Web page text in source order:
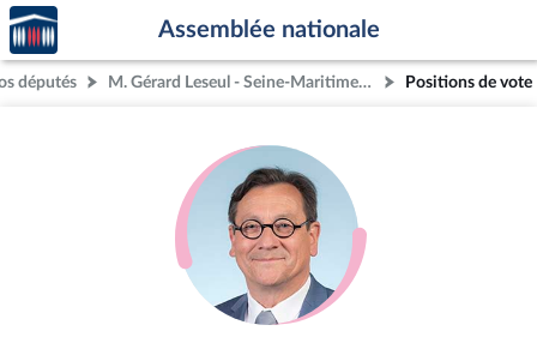
Aller au contenu
Aller en bas de la page
Accèder
à la
page
d'accueil
Assemblée nationale
députés M. Gérard Leseul - Seine-Maritime (5e circonscription) Positions de vote